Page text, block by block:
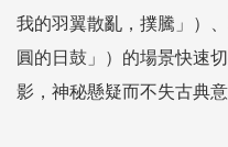
我的羽翼散亂，撲騰」）
圓的日鼓」）的場景快速
影，神秘懸疑而不失古典意